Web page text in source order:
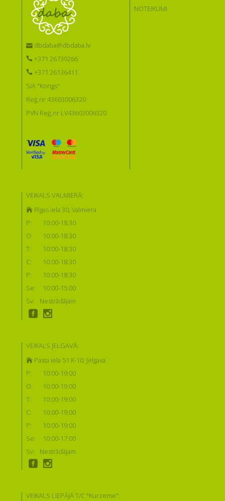
dbdaba@dbdaba.lv
+371 26739266
+371 26136411
SIA "Kongs"
Reģ.nr 43603006320
PVN Reģ.nr LV43603006320
NOTEIKUMI
VEIKALS VALMIERĀ:
Rīgas iela 30, Valmiera
P:
10:00-18:30
O:
10:00-18:30
T:
10:00-18:30
C:
10:00-18:30
P:
10:00-18:30
Se:
10:00-15:00
Sv:
Nestrādājam
VEIKALS JELGAVĀ:
Pasta iela 51 K-10, Jelgava
P:
10:00-19:00
O:
10:00-19:00
T:
10:00-19:00
C:
10:00-19:00
P:
10:00-19:00
Se:
10:00-17:00
Sv:
Nestrādājam
VEIKALS LIEPĀJĀ T/C "Kurzeme":